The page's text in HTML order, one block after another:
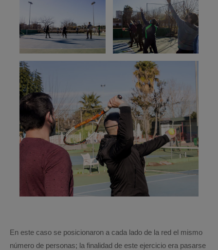
En este caso se posicionaron a cada lado de la red el mismo
número de personas; la finalidad de este ejercicio era pasarse